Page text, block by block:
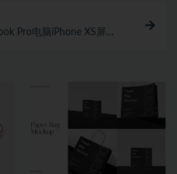
Pro电脑iPhone XS屏幕